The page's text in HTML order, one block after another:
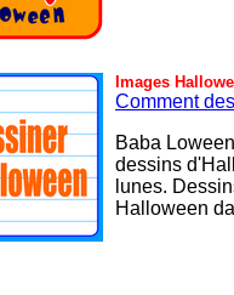
Images
Comment
Baba
dessins
lunes.
Halloween